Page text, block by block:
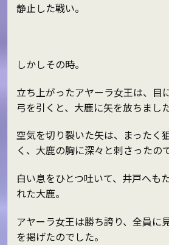
静止した戦い。
しかしその時。
立ち上がったアヤーラ女王は、目
弓を引くと、大鹿に矢を放ちました
空気を切り裂いた矢は、まったく
く、大鹿の胸に深々と刺さったの
白い息をひとつ吐いて、井戸へも
れた大鹿。
アヤーラ女王は勝ち誇り、全員に
を掲げたのでした。